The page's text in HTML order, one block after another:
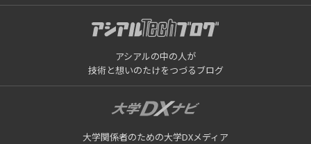
アシアルの中の人が
技術と想いのたけをつづるブログ
大学関係者のための大学DXメディア